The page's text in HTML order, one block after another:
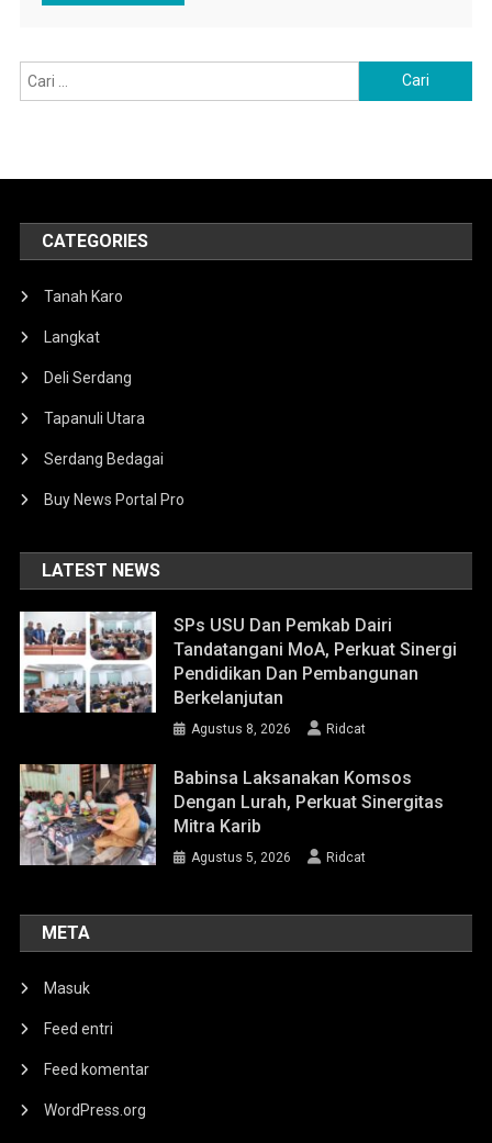
untuk:
CATEGORIES
Tanah Karo
Langkat
Deli Serdang
Tapanuli Utara
Serdang Bedagai
Buy News Portal Pro
LATEST NEWS
SPs USU Dan Pemkab Dairi
Tandatangani MoA, Perkuat Sinergi
Pendidikan Dan Pembangunan
Berkelanjutan
Agustus 8, 2026 Ridcat
Babinsa Laksanakan Komsos
Dengan Lurah, Perkuat Sinergitas
Mitra Karib
Agustus 5, 2026 Ridcat
META
Masuk
Feed entri
Feed komentar
WordPress.org